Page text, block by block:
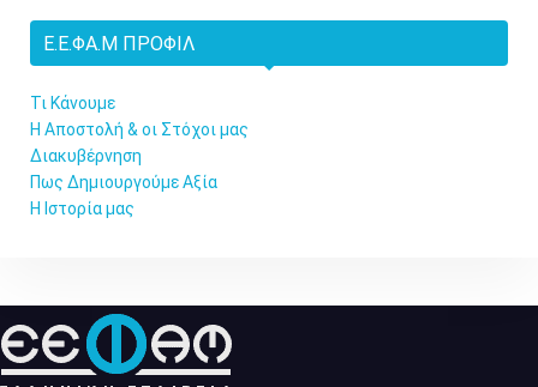
Ε.Ε.ΦΑ.Μ ΠΡΟΦΊΛ
Τι Κάνουμε
Η Αποστολή & οι Στόχοι μας
Διακυβέρνηση
Πως Δημιουργούμε Αξία
Η Ιστορία μας